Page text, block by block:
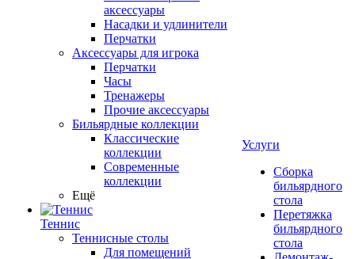
аксессуары
Насадки и удлинители
Перчатки
Аксессуары для игрока
Перчатки
Часы
Тренажеры
Прочие аксессуары
Бильярдные коллекции
Классические
коллекции
Современные
коллекции
Ещё
Теннис
Теннисные столы
Для помещений
Услуги
Сборка
бильярдного
стола
Перетяжка
бильярдного
стола